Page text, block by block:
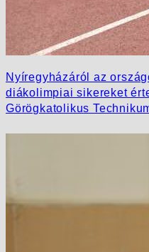
Nyíregyházáról az
diákolimpiai sikereket
Görögkatolikus